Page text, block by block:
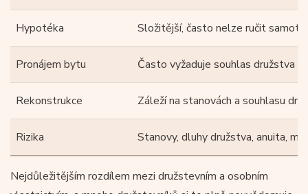
Hypotéka Složitější, často nelze ručit
Pronájem bytu Často vyžaduje souhlas družstva
Rekonstrukce Záleží na stanovách a souhlasu
Rizika Stanovy, dluhy družstva, anuita,
Nejdůležitějším rozdílem mezi družstevním a osobním